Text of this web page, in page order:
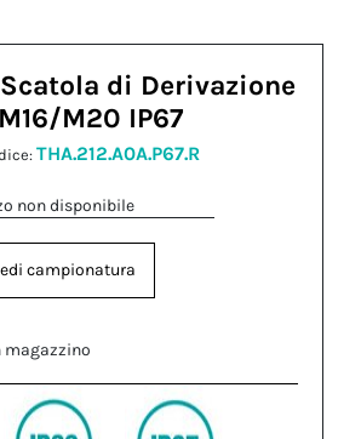
di Derivazione
M16/M20 IP67
THA.212.A0A.P67.R
non disponibile
campionatura
magazzino